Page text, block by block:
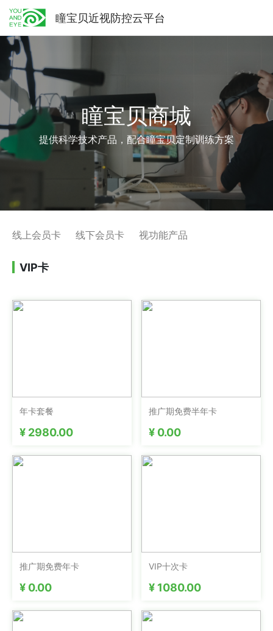
瞳宝贝近视防控云平台
瞳宝贝商城
提供科学技术产品，配合瞳宝贝定制训练方案
线上会员卡 线下会员卡 视功能产品
VIP卡
年卡套餐
¥ 2980.00
推广期免费半年卡
¥ 0.00
推广期免费年卡
¥ 0.00
VIP十次卡
¥ 1080.00